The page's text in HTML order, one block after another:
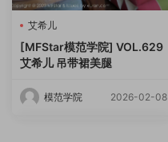
艾希儿
[MFStar模范学院] VOL.629
艾希儿 吊带裙美腿
模范学院 2026-02-08